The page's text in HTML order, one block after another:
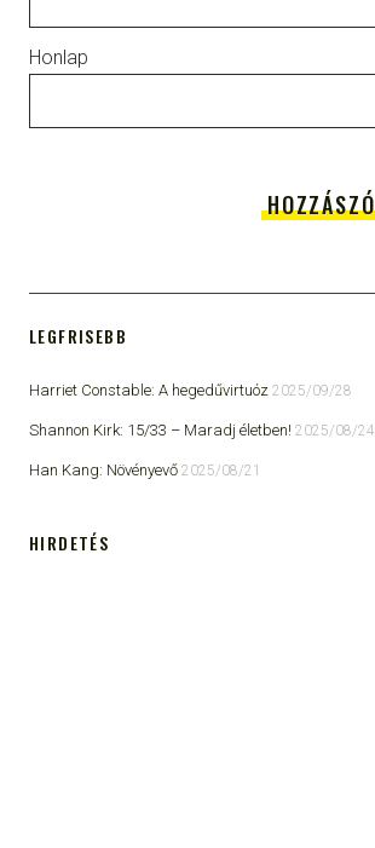
Honlap
LEGFRISEBB
Harriet Constable: A hegedűvirtuóz 2025/09/28
Shannon Kirk: 15/33 ​– Maradj életben! 2025/08/24
Han Kang: Növényevő 2025/08/21
HIRDETÉS